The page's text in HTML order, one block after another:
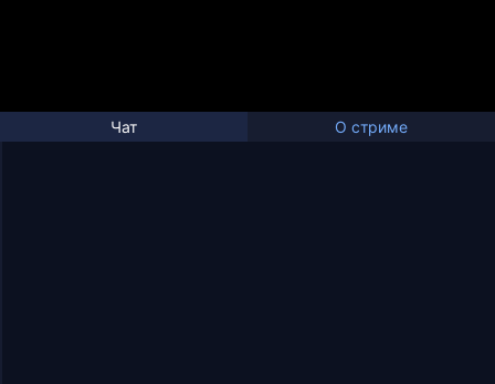
Чат О стриме